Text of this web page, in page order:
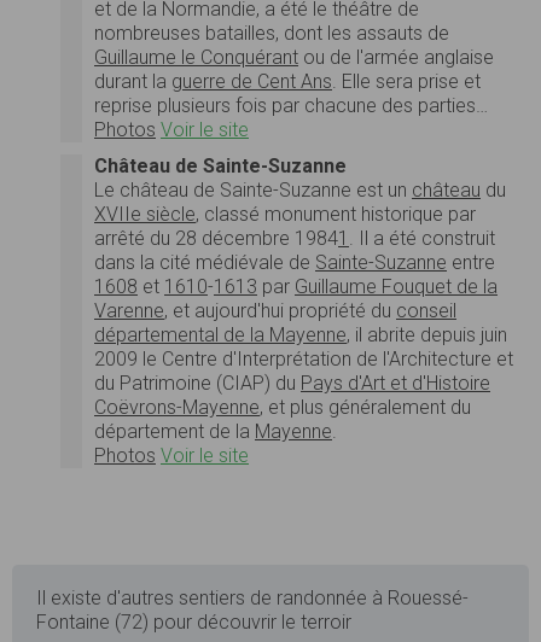
et de la Normandie, a été le théâtre de
nombreuses batailles, dont les assauts de
Guillaume le Conquérant ou de l'armée anglaise
durant la guerre de Cent Ans . Elle sera prise et
reprise plusieurs fois par chacune des parties…
Photos Voir le site
Château de Sainte-Suzanne
Le château de Sainte-Suzanne est un château du
XVIIe siècle, classé monument historique par
arrêté du 28 décembre 19841
. Il a été construit
dans la cité médiévale de Sainte-Suzanne entre
1608 et 1610-1613 par Guillaume Fouquet de la
Varenne, et aujourd'hui propriété du conseil
départemental de la Mayenne, il abrite depuis juin
2009 le Centre d'Interprétation de l'Architecture et
du Patrimoine (CIAP) du Pays d'Art et d'Histoire
Coëvrons-Mayenne, et plus généralement du
département de la Mayenne
Photos Voir le site
Il existe d'autres sentiers de randonnée à Rouessé-
Fontaine (72) pour découvrir le terroir